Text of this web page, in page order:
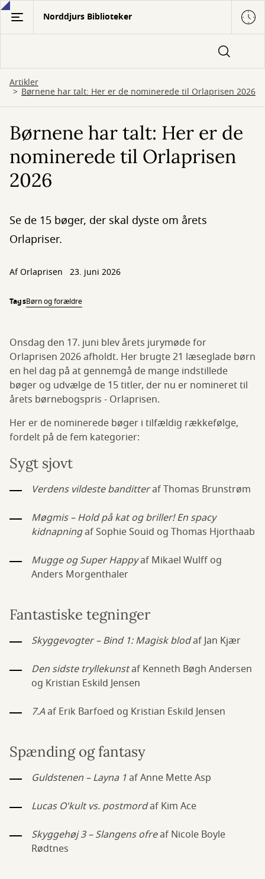
Gå
hovedindhold
Norddjurs Biblioteker
Artikler
Børnene har talt: Her er de nominerede til Orlaprisen 2026
Børnene har talt: Her er de
nominerede til Orlaprisen
2026
Se de 15 bøger, der skal dyste om årets
Orlapriser.
Af Orlaprisen 23. juni 2026
TagsBørn og forældre
Onsdag den 17. juni blev årets jurymøde for
Orlaprisen 2026 afholdt. Her brugte 21 læseglade børn
en hel dag på at gennemgå de mange indstillede
bøger og udvælge de 15 titler, der nu er nomineret til
årets børnebogspris - Orlaprisen.
Her er de nominerede bøger i tilfældig rækkefølge,
fordelt på de fem kategorier:
Sygt sjovt
Verdens vildeste banditteraf Thomas Brunstrøm
Møgmis – Hold på kat og briller! En spacy
kidnapningaf Sophie Souid og Thomas Hjorthaab
Mugge og Super Happyaf Mikael Wulff og
Anders Morgenthaler
Fantastiske tegninger
Skyggevogter – Bind 1: Magisk blodaf Jan Kjær
Den sidste tryllekunstaf Kenneth Bøgh Andersen
og Kristian Eskild Jensen
7.Aaf Erik Barfoed og Kristian Eskild Jensen
Spænding og fantasy
Guldstenen – Layna 1af Anne Mette Asp
Lucas O'kult vs. postmordaf Kim Ace
Skyggehøj 3 – Slangens ofreaf Nicole Boyle
Rødtnes